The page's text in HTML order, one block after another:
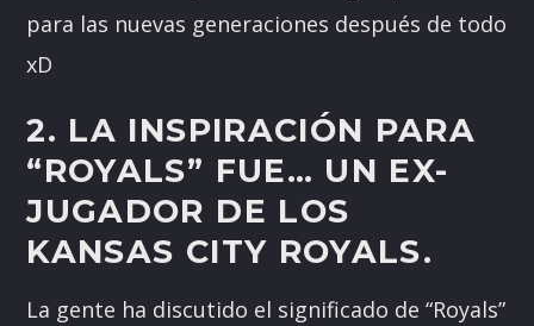
para las nuevas generaciones después de todo
xD
2. LA INSPIRACIÓN PARA
“ROYALS” FUE… UN EX-
JUGADOR DE LOS
KANSAS CITY ROYALS.
La gente ha discutido el significado de “Royals”